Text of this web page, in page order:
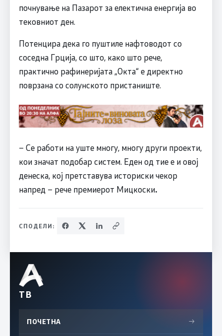
почнување на Пазарот за електична енергија во
тековниот ден.
Потенцира дека го пуштиле нафтоводот со
соседна Грција, со што, како што рече,
практично рафинеријата „Окта“ е директно
поврзана со солунското пристаниште.
– Се работи на уште многу, многу други проекти,
кои значат подобар систем. Еден од тие е и овој
денеска, кој претставува историски чекор
напред – рече премиерот Мицкоски.
СПОДЕЛИ:
ТВ
ПОЧЕТНА →